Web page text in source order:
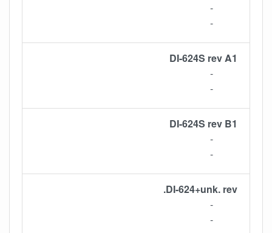
-
-
DI-624S rev A1
-
-
DI-624S rev B1
-
-
DI-624+unk. rev.
-
-